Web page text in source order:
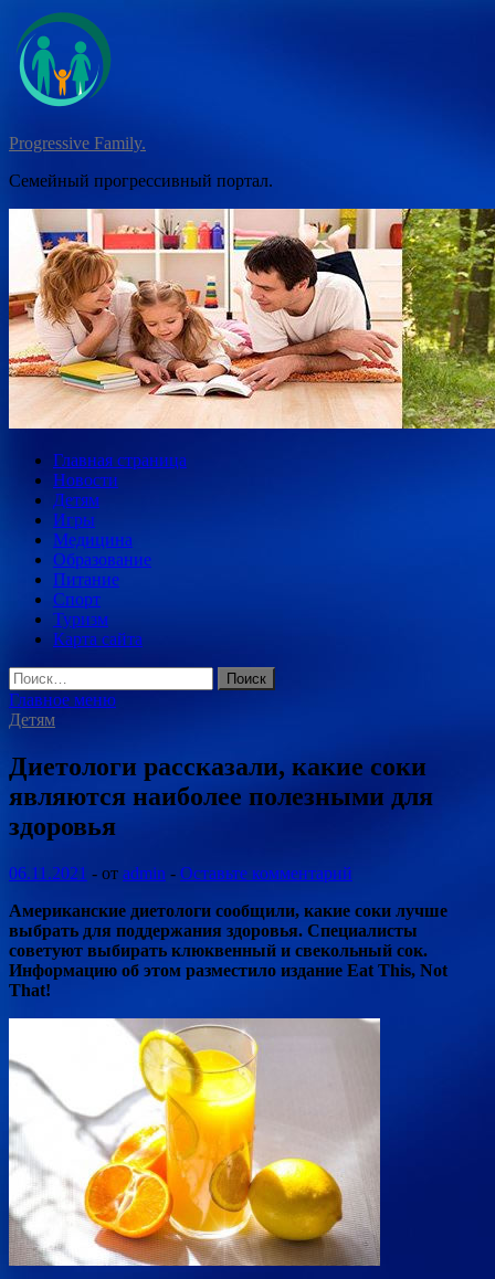
Перейти
содержимому
Progressive Family.
Семейный прогрессивный портал.
Главная страница
Новости
Детям
Игры
Медицина
Образование
Питание
Спорт
Туризм
Карта сайта
Найти:
Главное меню
Детям
Диетологи рассказали, какие соки
являются наиболее полезными для
здоровья
06.11.2021 - от admin - Оставьте комментарий
Американские диетологи сообщили, какие соки лучше
выбрать для поддержания здоровья. Специалисты
советуют выбирать клюквенный и свекольный сок.
Информацию об этом разместило издание Eat This, Not
That!